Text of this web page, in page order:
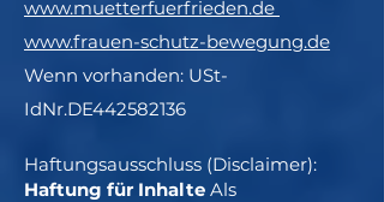
www.muetterfuerfrieden.de
www.frauen-schutz-bewegung.de
Wenn vorhanden: USt-
IdNr.DE442582136
Haftungsausschluss (Disclaimer):
Haftung für Inhalte Als